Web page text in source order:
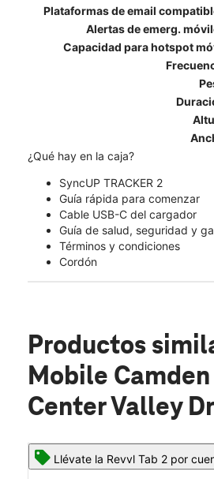
Plataformas de email
Alertas de emerg.
Capacidad para hotspot
¿Qué hay en la caja?
SyncUP TRACKER 2
Guía rápida para comenzar
Cable USB-C del cargador
Guía de salud, seguridad y
Términos y condiciones
Cordón
Productos
Mobile
Center Valley Dr
Llévate la Revvl Tab 2 por